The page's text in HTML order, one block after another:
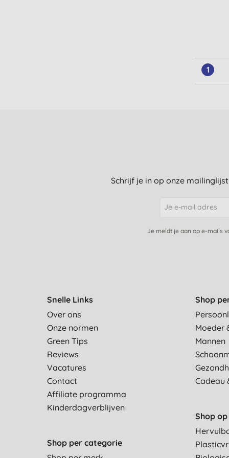
1
Schrijf je in op onze
Je meldt je aan op e-mails
Snelle Links
Over ons
Onze normen
Green Tips
Reviews
Vacatures
Contact
Affiliate programma
Kinderdagverblijven
Shop per categorie
Shop
Moeder
Mannen
Cadeau
Shop